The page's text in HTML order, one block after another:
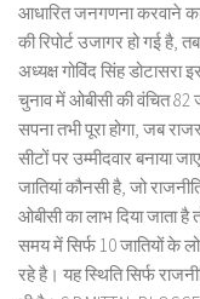
आधारित जनगणना करवाने
की रिपोर्ट उजागर हो गई
अध्यक्ष गोविंद सिंह डोटासरा
चुनाव में ओबीसी की वंचित 82
सपना तभी पूरा होगा, जब
सीटों पर उम्मीदवार बनाया
जातियां कौनसी है, जो
ओबीसी का लाभ दिया जाता
समय में सिर्फ 10 जातियों के
रहे है। यह स्थिति सिर्फ